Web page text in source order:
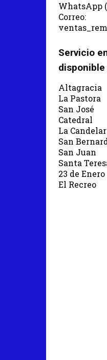
WhatsApp
Correo:
Servicio
disponible
Altagracia
La Pastora
San José
Catedral
La
San
San Juan
Santa
23 de Enero
El Recreo